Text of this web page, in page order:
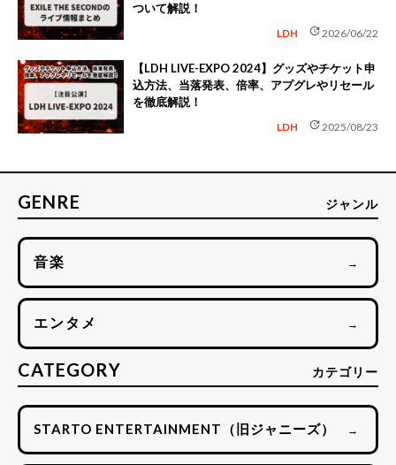
ついて解説！
LDH update2026/06/22
【LDH LIVE-EXPO 2024】グッズやチケット申
込方法、当落発表、倍率、アプグレやリセール
を徹底解説！
LDH update2025/08/23
GENRE ジャンル
音楽 →
エンタメ →
CATEGORY カテゴリー
STARTO ENTERTAINMENT（旧ジャニーズ） →